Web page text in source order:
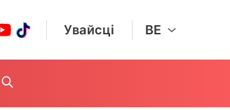
Увайсці BE